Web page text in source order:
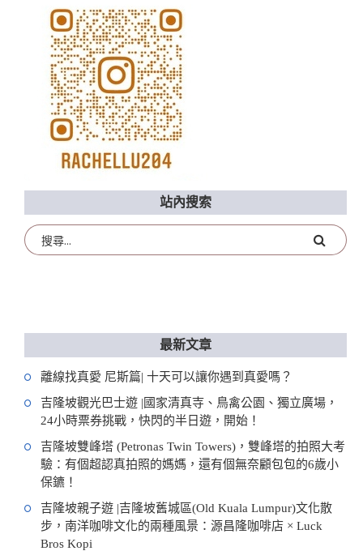
站內搜索
最新文章
離線找真愛 尼斯篇| 十天可以讓你遇到真愛嗎？
吉隆坡觀光巴士遊 |國家清真寺、鳥禽公園、獨立廣場，
24小時票券挑戰，快閃的半日遊，開始！
吉隆坡雙峰塔 (Petronas Twin Towers)，雙峰塔的拍照大考
驗：有個超認真拍照的媽媽，還有個無奈顧包包的6歲小
保鑣！
吉隆坡親子遊 |吉隆坡舊城區(Old Kuala Lumpur)文化散
步，南洋咖啡文化的兩種風景：源昌隆咖啡店 × Luck
Bros Kopi